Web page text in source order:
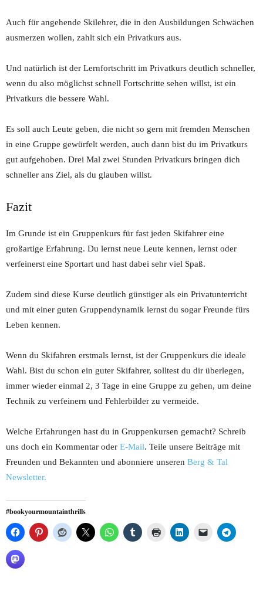
Auch für angehende Skilehrer, die in den Ausbildungen Schwächen
ausmerzen wollen, zahlt sich ein Privatkurs aus.
Und natürlich ist der Lernfortschritt im Privatkurs deutlich schneller,
wenn du also möglichst schnell Fortschritte sehen willst, ist ein
Privatkurs die bessere Wahl.
Es soll auch Leute geben, die nicht so gern mit fremden Menschen
in eine Gruppe gewürfelt werden, auch dann bist du im Privatkurs
gut aufgehoben. Drei Mal zwei Stunden Privatkurs bringen dich
schneller ans Ziel, als du glauben willst.
Fazit
Im Grunde ist ein Gruppenkurs für fast jeden Skifahrer eine
großartige Erfahrung. Du lernst neue Leute kennen, lernst oder
verfeinerst eine Sportart und hast dabei sehr viel Spaß.
Zudem sind diese Kurse deutlich günstiger als ein Privatunterricht
und mit einer guten Gruppendynamik lernst du sogar Freunde fürs
Leben kennen.
Wenn du Skifahren erstmals lernst, ist der Gruppenkurs die ideale
Wahl. Bist du schon ein guter Skifahrer, solltest du dir überlegen,
immer wieder einmal 2, 3 Tage in eine Gruppe zu gehen, um deine
Technik zu verfeinern und Fehlerbilder zu vermeide.
Welche Erfahrungen hast du in Gruppenkursen gemacht? Schreib
uns doch ein Kommentar oder E-Mail. Teile unsere Beiträge mit
Freunden und Bekannten und abonniere unseren Berg & Tal
Newsletter.
#bookyourmountainthrills